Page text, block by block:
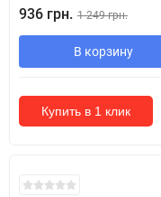
936 грн. 1 249 грн.
В корзину
Купить в 1 клик